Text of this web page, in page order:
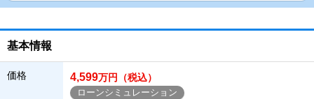
基本情報
価格 4,599万円（税込）
ローンシミュレーション